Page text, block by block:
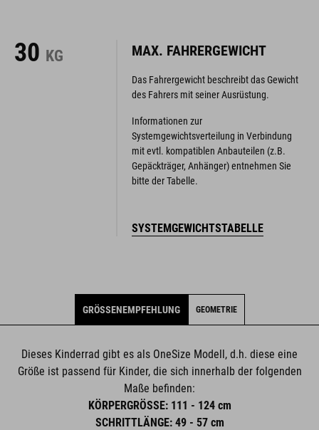
30 KG MAX. FAHRERGEWICHT
Das Fahrergewicht beschreibt das Gewicht
des Fahrers mit seiner Ausrüstung.
Informationen zur
Systemgewichtsverteilung in Verbindung
mit evtl. kompatiblen Anbauteilen (z.B.
Gepäckträger, Anhänger) entnehmen Sie
bitte der Tabelle.
SYSTEMGEWICHTSTABELLE
GRÖSSENEMPFEHLUNG GEOMETRIE
Dieses Kinderrad gibt es als OneSize Modell, d.h. diese eine
Größe ist passend für Kinder, die sich innerhalb der folgenden
Maße befinden:
KÖRPERGRÖSSE: 111 - 124 cm
SCHRITTLÄNGE: 49 - 57 cm